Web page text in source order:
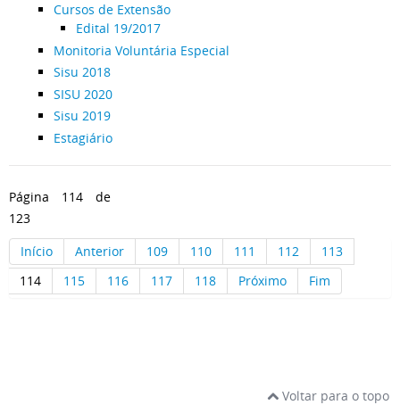
Cursos de Extensão
Edital 19/2017
Monitoria Voluntária Especial
Sisu 2018
SISU 2020
Sisu 2019
Estagiário
Página 114 de
123
Início
Anterior 109 110 111 112
113
114
115 116 117 118 Próximo Fim
Voltar para o topo